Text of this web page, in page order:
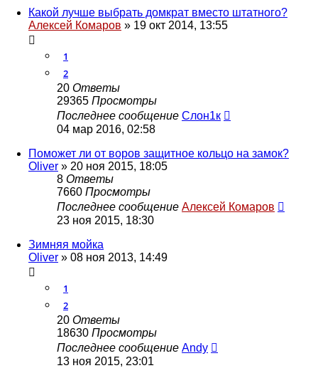
Какой лучше выбрать домкрат вместо штатного?
Алексей Комаров » 19 окт 2014, 13:55
1
2
20 Ответы
29365 Просмотры
Последнее сообщение Слон1к
04 мар 2016, 02:58
Поможет ли от воров защитное кольцо на замок?
Oliver » 20 ноя 2015, 18:05
8 Ответы
7660 Просмотры
Последнее сообщение Алексей Комаров
23 ноя 2015, 18:30
Зимняя мойка
Oliver » 08 ноя 2013, 14:49
1
2
20 Ответы
18630 Просмотры
Последнее сообщение Andy
13 ноя 2015, 23:01